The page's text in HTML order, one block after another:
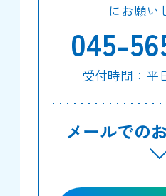
にお願い
045-
受付時間：平
メールでの